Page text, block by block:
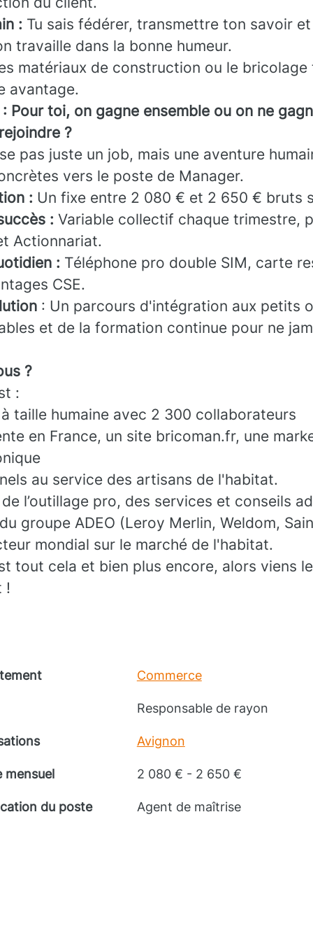
: Tu sais fédérer, transmettre ton savoir
travaille dans la bonne humeur.
matériaux de construction ou le bricolage
avantage.
Pour toi, on gagne ensemble ou on ne
?
pas juste un job, mais une aventure
vers le poste de Manager.
: Un fixe entre 2 080 € et 2 650 € bruts
: Variable collectif chaque trimestre,
Actionnariat.
: Téléphone pro double SIM, carte
CSE.
: Un parcours d'intégration aux petits
et de la formation continue pour ne
?
:
taille humaine avec 2 300 collaborateurs
en France, un site bricoman.fr, une
au service des artisans de l'habitat.
l’outillage pro, des services et conseils
groupe ADEO (Leroy Merlin, Weldom,
mondial sur le marché de l'habitat.
tout cela et bien plus encore, alors viens
!
Commerce
Responsable de rayon
Avignon
mensuel 2 080 € - 2 650 €
du poste Agent de maîtrise